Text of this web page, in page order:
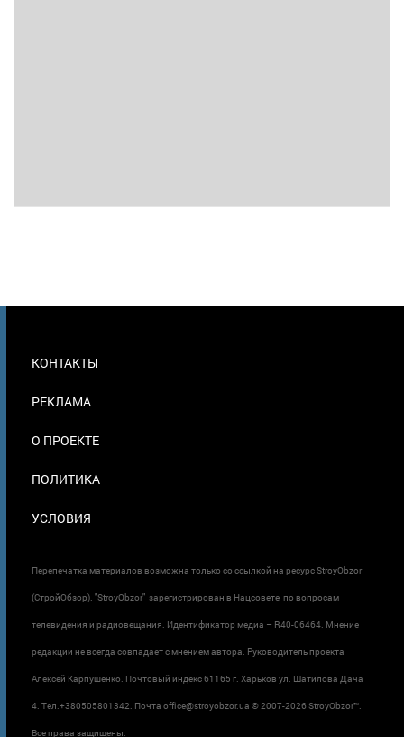
В
КОНТАКТЫ
РЕКЛАМА
О ПРОЕКТЕ
ПОЛИТИКА
УСЛОВИЯ
Перепечатка материалов возможна только со ссылкой на ресурс StroyObzor
(СтройОбзор). "StroyObzor" зарегистрирован в Нацсовете по вопросам
телевидения и радиовещания. Идентификатор медиа – R40-06464. Мнение
редакции не всегда совпадает с мнением автора. Руководитель проекта
Алексей Карпушенко. Почтовый индекс 61165 г. Харьков ул. Шатилова Дача
4. Тел.+380505801342. Почта office@stroyobzor.ua © 2007-2026 StroyObzor™.
Все права защищены.